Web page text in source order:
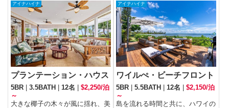
ィラです。
けでなく屋内もフォトジェニック
な空間になっています。
アイナハイナ
プランテーション・ハウス
5BR 3.5BATH 12名
$2,250/泊
～
大きな椰子の木々が風に揺れ、美
アイナハイナ
ワイルぺ・ビーチフロント
5BR| 5.5BATH 12名
$2,150/泊
～
島を流れる時間と共に、ハワイの